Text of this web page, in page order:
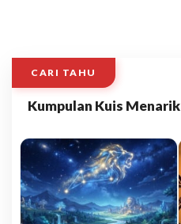
CARI TAHU
Kumpulan Kuis Menarik